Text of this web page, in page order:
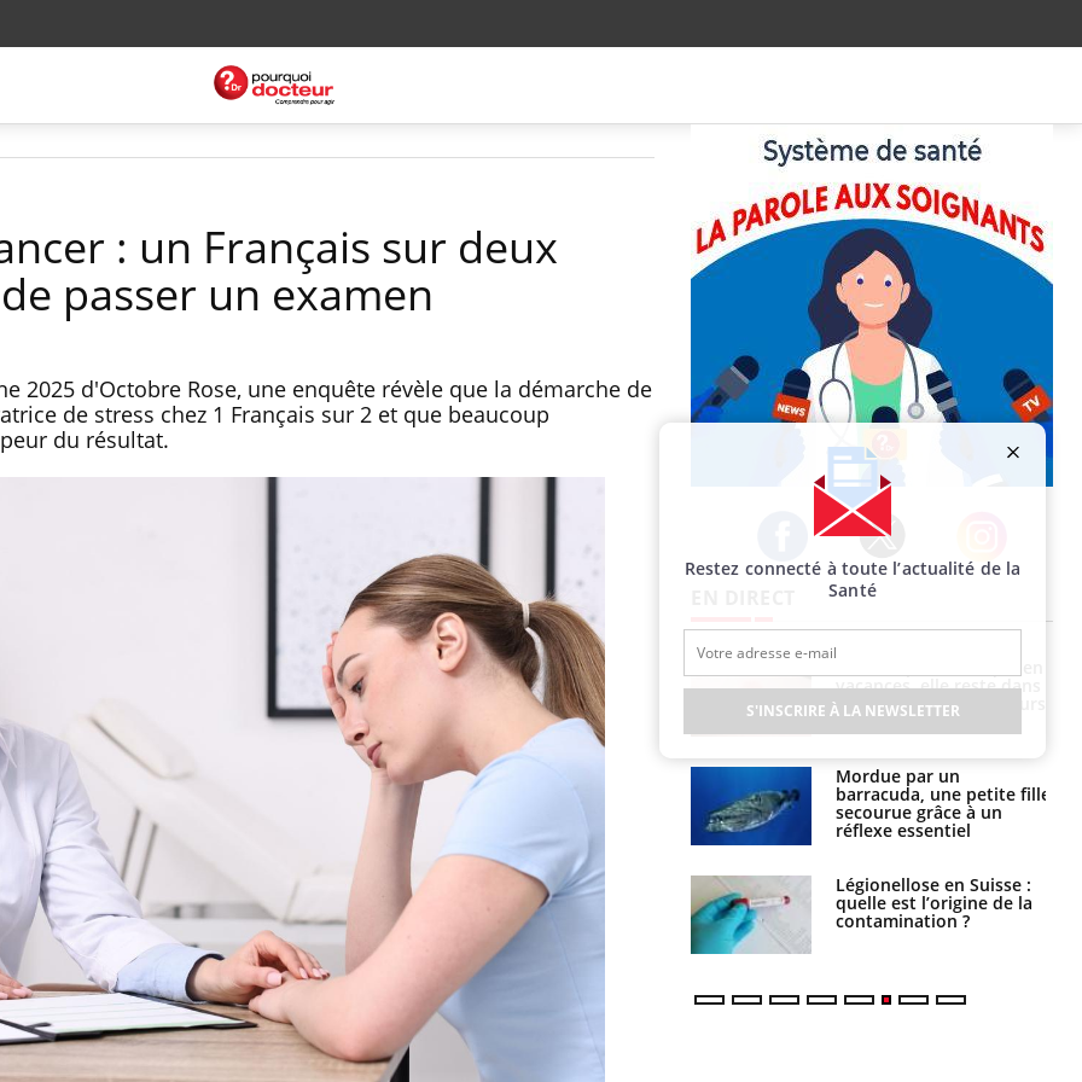
: un Français sur deux
passer un examen
2025 d'Octobre Rose, une enquête révèle que la démarche de
de stress chez 1 Français sur 2 et que beaucoup
du résultat.
Facebook Twitter Instagram
jours de vos vacances ?
Fortes chaleurs :
noyade grimpe-t-il ?
Le Viagra pourrait-il
freiner la propagation du
cancer ?
Pourquoi manger moins
de protéines pourrait
finalement être bénéfique
Grossesse et chaleur : ce
que dit la science
Le smartphone nuit-il à
l'apprentissage de la
lecture ?
vacances, elle reste dans
le coma pendant 42 jours
Mordue par un
barracuda, une petite fille
secourue grâce à un
réflexe essentiel
Légionellose en Suisse :
quelle est l’origine de la
contamination ?
Restez connecté à toute l’actualité de la
Santé
S'INSCRIRE À LA NEWSLETTER